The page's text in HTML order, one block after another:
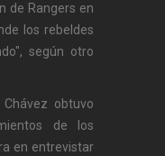
de Rangers en
los rebeldes
según otro
obtuvo
de los
en entrevistar